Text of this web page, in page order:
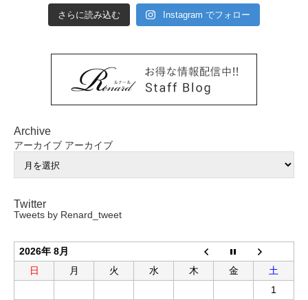
さらに読み込む Instagram でフォロー
Archive
アーカイブ アーカイブ
Twitter
Tweets by Renard_tweet
2026年 8月
日
月 火 水 木 金
土
1